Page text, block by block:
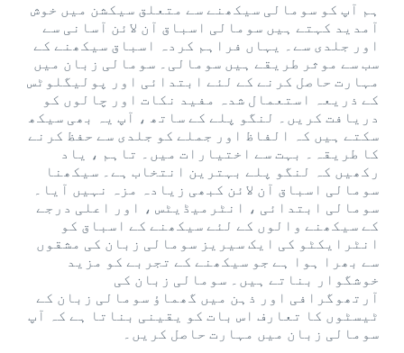
ہم آپ کو سومالی سیکھنے سے متعلق سیکشن میں خوش
آمدید کہتے ہیں سومالی اسباق آن لائن آسانی سے
اور جلدی سے۔ یہاں فراہم کردہ اسباق سیکھنے کے
سب سے موثر طریقے ہیں سومالی۔ سومالی زبان میں
مہارت حاصل کرنے کے لئے ابتدائی اور پولیگلوٹس
کے ذریعہ استعمال شدہ مفید نکات اور چالوں کو
دریافت کریں۔ لنگو پلے کے ساتھ ، آپ یہ بھی سیکھ
سکتے ہیں کہ الفاظ اور جملے کو جلدی سے حفظ کرنے
کا طریقہ۔ بہت سے اختیارات میں۔ تاہم ، یاد
رکھیں کہ لنگو پلے بہترین انتخاب ہے۔ سیکھنا
سومالی اسباق آن لائن کبھی زیادہ مزہ نہیں آیا۔
سومالی ابتدائی ، انٹرمیڈیٹس ، اور اعلی درجے
کے سیکھنے والوں کے لئے سیکھنے کے اسباق کو
انٹرایکٹو کی ایک سیریز سومالی زبان کی مشقوں
سے بھرا ہوا ہے جو سیکھنے کے تجربے کو مزید
خوشگوار بناتے ہیں۔ سومالی زبان کی
آرتھوگرافی اور ذہن میں گھماؤ سومالی زبان کے
ٹیسٹوں کا تعارف اس بات کو یقینی بناتا ہے کہ آپ
سومالی زبان میں مہارت حاصل کریں۔